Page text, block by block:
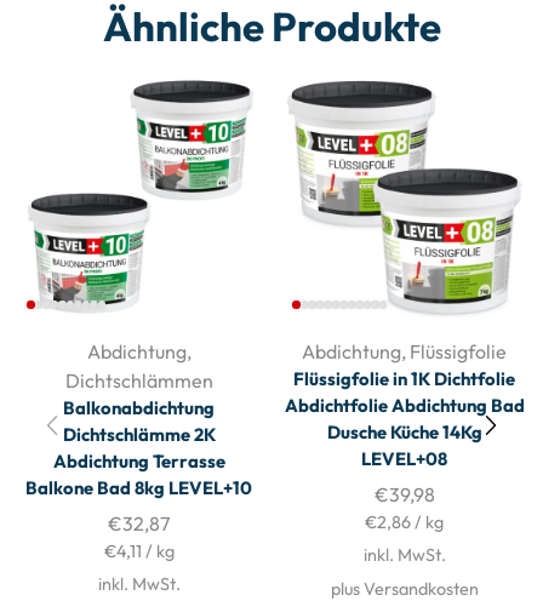
Ähnliche Produkte
Abdichtung,
Dichtschlämmen
Balkonabdichtung
Dichtschlämme 2K
Abdichtung Terrasse
Balkone Bad 8kg LEVEL+10
€32,87
€4,11 / kg
inkl. MwSt.
Abdichtung, Flüssigfolie
Flüssigfolie in 1K Dichtfolie
Abdichtfolie Abdichtung Bad
Dusche Küche 14Kg
LEVEL+08
€39,98
€2,86/ kg
inkl. MwSt.
plus Versandkosten